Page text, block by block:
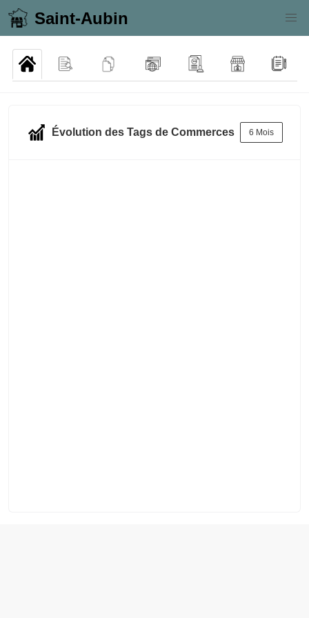
Saint-Aubin
Évolution des Tags de Commerces 6 Mois